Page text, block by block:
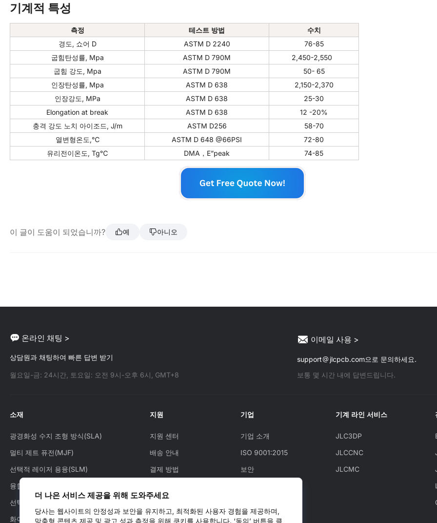
기계적 특성
측정 테스트 방법
수치
경도, 쇼어 D
ASTM D 2240
76-85
굽힘탄성률, Mpa
ASTM D 790M
2,450-2,550
굽힘 강도, Mpa
ASTM D 790M
50- 65
인장탄성률, Mpa
ASTM D 638
2,150-2,370
인장강도, MPa
ASTM D 638
25-30
Elongation at break
ASTM D 638
12 -20%
충격 강도 노치 아이조드, J/m
ASTM D256
58-70
열변형온도,℃
ASTM D 648 @66PSI
72-80
유리전이온도, Tg℃
DMA，E”peak 74-85
이 글이 도움이 되었습니까? 예 아니오
온라인 채팅 >
상담원과 채팅하여 빠른 답변 받기
월요일-금: 24시간, 토요일: 오전 9시-오후 6시, GMT+8
이메일 사용 >
support
jlcpcb.com으로 문의하세요.
보통 몇 시간 내에 답변드립니다.
소재
광경화성 수지 조형 방식(SLA)
멀티 제트 퓨전(MJF)
선택적 레이저 용융(SLM)
융합증착모델링 (FDM)
선택적 레이저 소결 (SLS)
화이트 제트 프로세스(WJP)
지원
지원 센터
배송 안내
결제 방법
주문 추적
애프터 서비스
기업
기업 소개
ISO 9001:2015
보안
블로그
기계 라인 서비스
JLC3DP
JLCCNC
JLCMC
더 나은 서비스 제공을 위해 도와주세요
당사는 웹사이트의 안정성과 보안을 유지하고, 최적화된 사용자 경험을 제공하며,
맞춤형 콘텐츠 제공 및 광고 성과 측정을 위해 쿠키를 사용합니다. ‘동의’ 버튼을 클